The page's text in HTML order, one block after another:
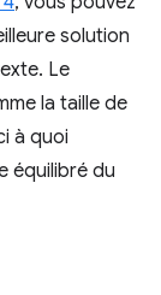
solution
Le
la taille de
à quoi
équilibré du